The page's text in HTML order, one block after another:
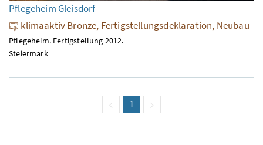
Pflegeheim Gleisdorf
klimaaktiv Bronze, Fertigstellungsdeklaration, Neubau
Pflegeheim. Fertigstellung 2012.
Steiermark
vorige Seite
Seite
1 (aktuell)